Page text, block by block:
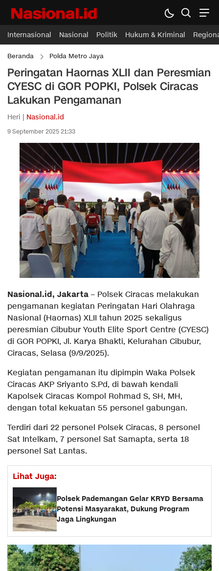
Internasional Nasional Politik Hukum & Kriminal
Beranda Polda Metro Jaya
Peringatan Haornas XLII dan Peresmian
CYESC di GOR POPKI, Polsek Ciracas
Lakukan Pengamanan
Heri | Nasional.id
9 September 2025 21:33
Nasional.id, Jakarta – Polsek Ciracas melakukan
pengamanan kegiatan Peringatan Hari Olahraga
Nasional (Haornas) XLII tahun 2025 sekaligus
peresmian Cibubur Youth Elite Sport Centre (CYESC)
di GOR POPKI, Jl. Karya Bhakti, Kelurahan Cibubur,
Ciracas, Selasa (9/9/2025).
Kegiatan pengamanan itu dipimpin Waka Polsek
Ciracas AKP Sriyanto S.Pd, di bawah kendali
Kapolsek Ciracas Kompol Rohmad S, SH, MH,
dengan total kekuatan 55 personel gabungan.
Terdiri dari 22 personel Polsek Ciracas, 8 personel
Sat Intelkam, 7 personel Sat Samapta, serta 18
personel Sat Lantas.
Lihat Juga:
Polsek Pademangan Gelar KRYD Bersama
Potensi Masyarakat, Dukung Program
Jaga Lingkungan